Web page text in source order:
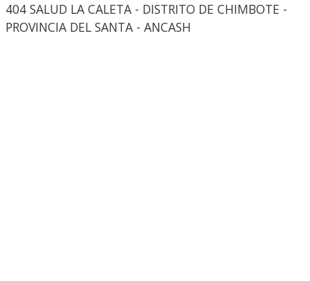
404 SALUD LA CALETA - DISTRITO DE CHIMBOTE -
PROVINCIA DEL SANTA - ANCASH